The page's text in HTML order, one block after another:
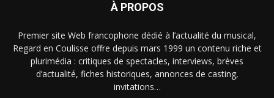
À PROPOS
Premier site Web francophone dédié à l’actualité du musical,
Regard en Coulisse offre depuis mars 1999 un contenu riche et
plurimédia : critiques de spectacles, interviews, brèves
d’actualité, fiches historiques, annonces de casting,
invitations…